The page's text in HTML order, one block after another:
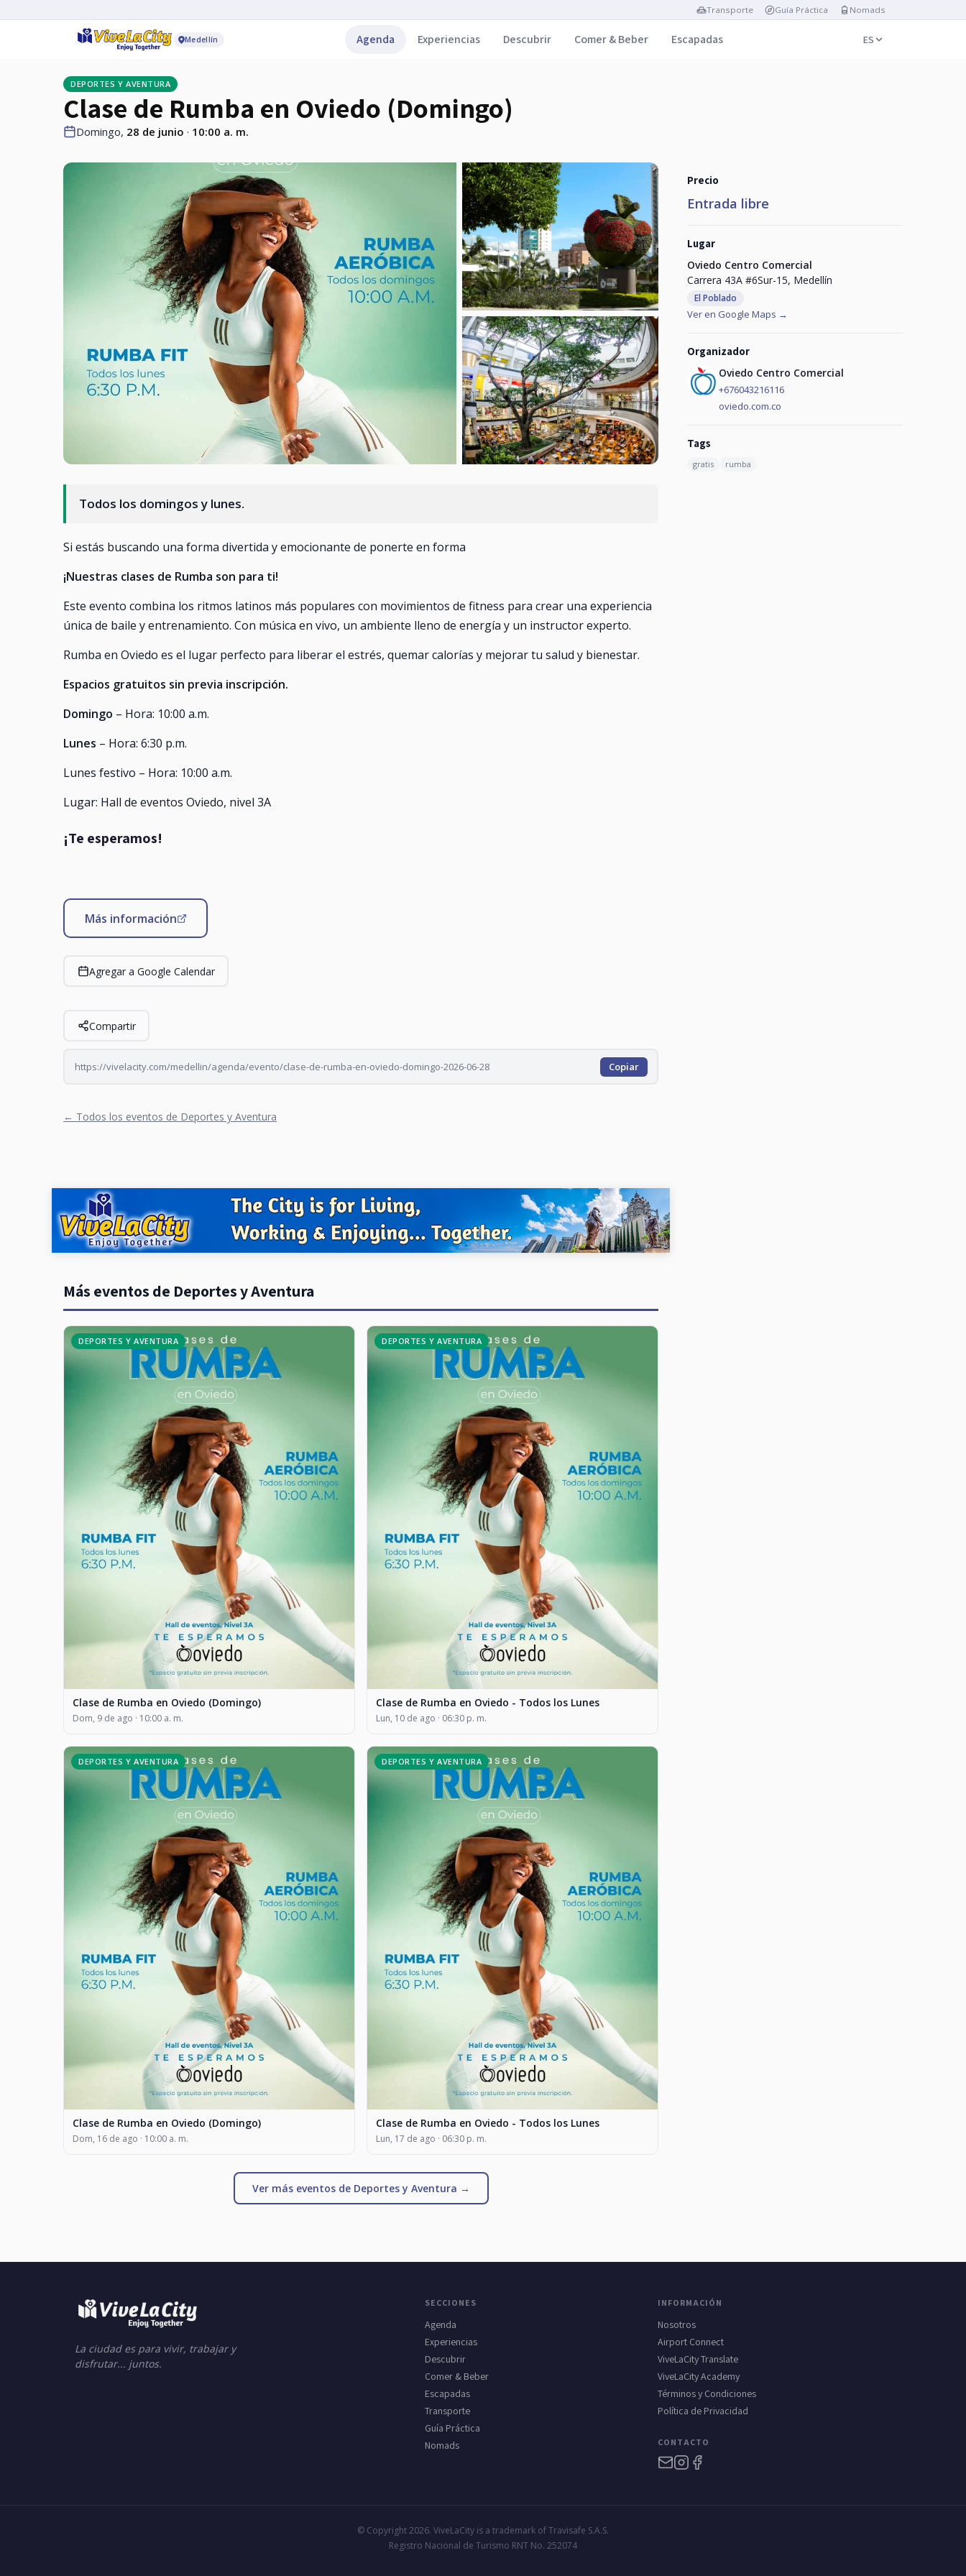
Transporte Guía Práctica Nomads
Medellín Agenda Experiencias Descubrir Comer & Beber Escapadas ES
DEPORTES Y AVENTURA
Clase de Rumba en Oviedo (Domingo)
Domingo, 28 de junio · 10:00 a. m.
Todos los domingos y lunes.
Si estás buscando una forma divertida y emocionante de ponerte en forma
¡Nuestras clases de Rumba son para ti!
Este evento combina los ritmos latinos más populares con movimientos de fitness para crear una experiencia
única de baile y entrenamiento. Con música en vivo, un ambiente lleno de energía y un instructor experto.
Rumba en Oviedo es el lugar perfecto para liberar el estrés, quemar calorías y mejorar tu salud y bienestar.
Espacios gratuitos sin previa inscripción.
Domingo – Hora: 10:00 a.m.
Lunes – Hora: 6:30 p.m.
Lunes festivo – Hora: 10:00 a.m.
Lugar: Hall de eventos Oviedo, nivel 3A
¡Te esperamos!
Precio
Entrada libre
Lugar
Oviedo Centro Comercial
Carrera 43A #6Sur-15, Medellín
El Poblado
Ver en Google Maps →
Organizador
Oviedo Centro Comercial
+676043216116
oviedo.com.co
Tags
gratis rumba
Más información
Agregar a Google Calendar
Compartir
https://vivelacity.com/medellin/agenda/evento/clase-de-rumba-en-oviedo-domingo-2026-06-28 Copiar
← Todos los eventos de Deportes y Aventura
Más eventos de Deportes y Aventura
DEPORTES Y AVENTURA
Clase de Rumba en Oviedo (Domingo)
Dom, 9 de ago · 10:00 a. m.
DEPORTES Y AVENTURA
Clase de Rumba en Oviedo - Todos los Lunes
Lun, 10 de ago · 06:30 p. m.
DEPORTES Y AVENTURA
Clase de Rumba en Oviedo (Domingo)
Dom, 16 de ago · 10:00 a. m.
DEPORTES Y AVENTURA
Clase de Rumba en Oviedo - Todos los Lunes
Lun, 17 de ago · 06:30 p. m.
Ver más eventos de Deportes y Aventura →
La ciudad es para vivir, trabajar y
disfrutar... juntos.
SECCIONES
Agenda
Experiencias
Descubrir
Comer & Beber
Escapadas
Transporte
Guía Práctica
Nomads
INFORMACIÓN
Nosotros
Airport Connect
ViveLaCity Translate
ViveLaCity Academy
Términos y Condiciones
Política de Privacidad
CONTACTO
© Copyright 2026. ViveLaCity is a trademark of Travisafe S.A.S.
Registro Nacional de Turismo RNT No. 252074